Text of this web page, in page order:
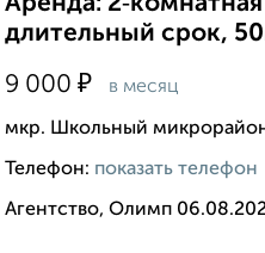
длительный срок,
9 000 ₽ в месяц
мкр. Школьный
Телефон: показать телефон
Агентство, Олимп